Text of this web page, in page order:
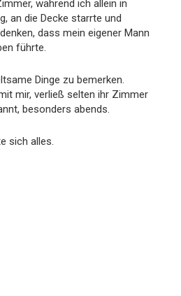
während ich allein in
an die Decke starrte und
dass mein eigener Mann
führte.
Dinge zu bemerken.
mir, verließ selten ihr Zimmer
besonders abends.
sich alles.